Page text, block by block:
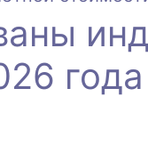
года